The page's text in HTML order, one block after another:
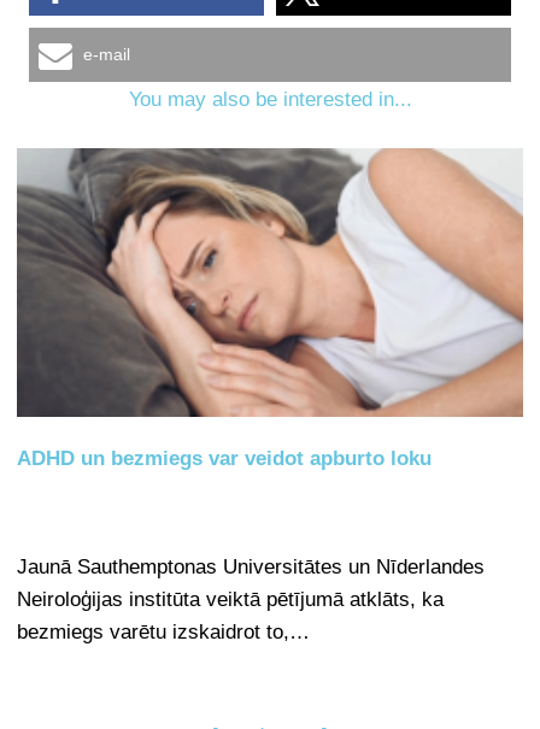
e-mail
You may also be interested in...
ADHD un bezmiegs var veidot apburto loku
Jaunā Sauthemptonas Universitātes un Nīderlandes
Neiroloģijas institūta veiktā pētījumā atklāts, ka
bezmiegs varētu izskaidrot to,…